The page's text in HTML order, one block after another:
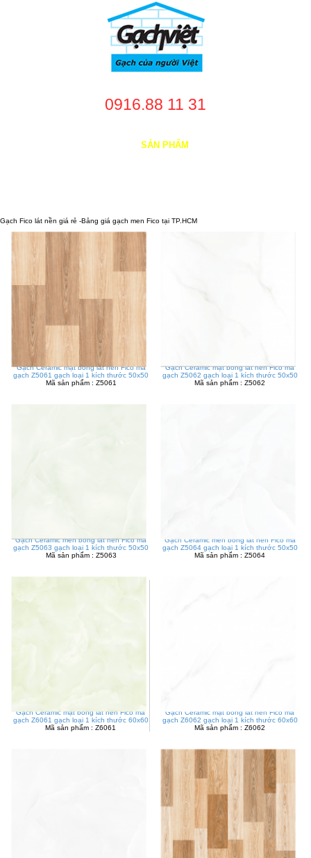
0916.88 11 31
SẢN PHẨM
Gạch Fico lát nền giá rẻ -Bảng giá gạch men Fico tại TP.HCM
Gạch Ceramic mặt bóng lát nền Fico mã
gạch Z5061 gạch loại 1 kích thước 50x50
Mã sản phẩm : Z5061
Gạch Ceramic mặt bóng lát nền Fico mã
gạch Z5062 gạch loại 1 kích thước 50x50
Mã sản phẩm : Z5062
Gạch Ceramic men bóng lát nền Fico mã
gạch Z5063 gạch loại 1 kích thước 50x50
Mã sản phẩm : Z5063
Gạch Ceramic men bóng lát nền Fico mã
gạch Z5064 gạch loại 1 kích thước 50x50
Mã sản phẩm : Z5064
Gạch Ceramic mặt bóng lát nền Fico mã
gạch Z6061 gạch loại 1 kích thước 60x60
Mã sản phẩm : Z6061
Gạch Ceramic mặt bóng lát nền Fico mã
gạch Z6062 gạch loại 1 kích thước 60x60
Mã sản phẩm : Z6062